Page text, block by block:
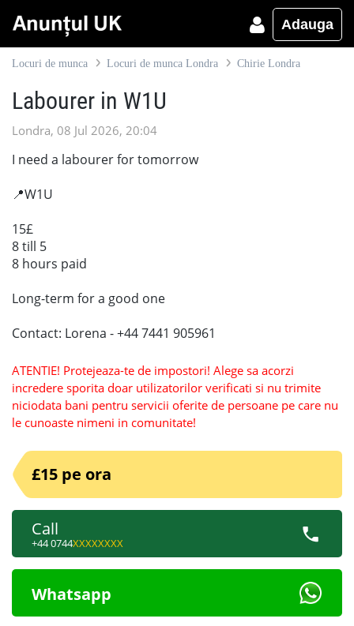
Adauga
Locuri de munca Locuri de munca Londra Chirie Londra
Labourer in W1U
Londra, 08 Jul 2026, 20:04
I need a labourer for tomorrow
📍W1U
15£
8 till 5
8 hours paid
Long-term for a good one
Contact: Lorena - +44 7441 905961
ATENTIE! Protejeaza-te de impostori! Alege sa acorzi
incredere sporita doar utilizatorilor verificati si nu trimite
niciodata bani pentru servicii oferite de persoane pe care nu
le cunoaste nimeni in comunitate!
£15 pe ora
Call
+44 0744XXXXXXXX
Whatsapp